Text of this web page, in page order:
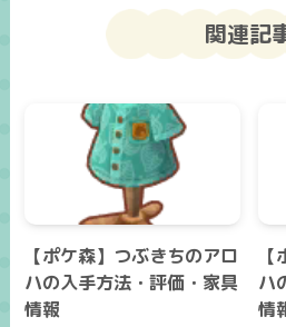
関連記
【ポケ森】つぶきちのアロ
ハの入手方法・評価・家具
情報
ハ
情